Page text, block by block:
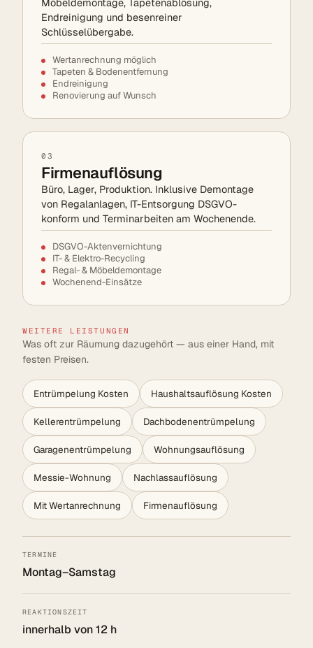
Endreinigung und besenreiner
Schlüsselübergabe.
Wertanrechnung möglich
Tapeten & Bodenentfernung
Endreinigung
Renovierung auf Wunsch
03
Firmenauflösung
Büro, Lager, Produktion. Inklusive Demontage
von Regalanlagen, IT-Entsorgung DSGVO-
konform und Terminarbeiten am Wochenende.
DSGVO-Aktenvernichtung
IT- & Elektro-Recycling
Regal- & Möbeldemontage
Wochenend-Einsätze
WEITERE LEISTUNGEN
Was oft zur Räumung dazugehört — aus einer Hand, mit
festen Preisen.
Entrümpelung Kosten Haushaltsauflösung Kosten
Kellerentrümpelung Dachbodenentrümpelung
Garagenentrümpelung Wohnungsauflösung
Messie-Wohnung Nachlassauflösung
Mit Wertanrechnung Firmenauflösung
TERMINE
Montag–Samstag
REAKTIONSZEIT
innerhalb von 12 h